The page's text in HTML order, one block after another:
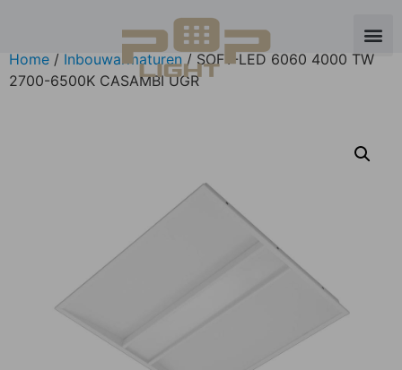
Home / Inbouwarmaturen / SOFT-LED 6060 4000 TW
2700-6500K CASAMBI UGR